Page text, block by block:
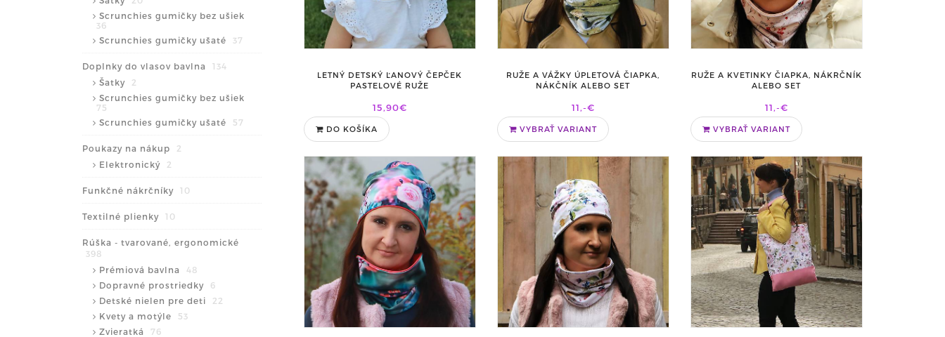
Scrunchies gumičky bez ušiek
36
Scrunchies gumičky ušaté
37
Doplnky do vlasov bavlna
134
Šatky
2
Scrunchies gumičky bez ušiek
75
Scrunchies gumičky ušaté
57
Poukazy na nákup
2
Elektronický
2
Funkčné nákrčníky 10
Textilné plienky 10
Rúška - tvarované, ergonomické
398
Prémiová bavlna
48
Dopravné prostriedky
6
Detské nielen pre deti
22
Kvety a motýle
53
Zvieratká
76
LETNÝ DETSKÝ ĽANOVÝ ČEPČEK
PASTELOVÉ RUŽE
15,90€
DO KOŠÍKA
RUŽE A VÁŽKY ÚPLETOVÁ ČIAPKA,
NÁKČNÍK ALEBO SET
11,-€
VYBRAŤ VARIANT
RUŽE A KVETINKY ČIAPKA, NÁKRČNÍK
ALEBO SET
11,-€
VYBRAŤ VARIANT